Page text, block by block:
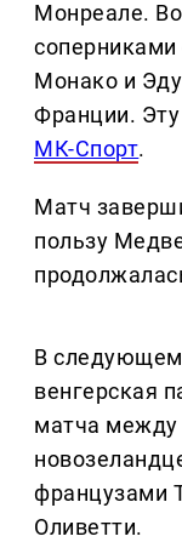
Монреале.
Монако и
Франции.
МК-Спорт.
Матч
пользу
В следующем
венгерская
матча
французами
Оливетти.